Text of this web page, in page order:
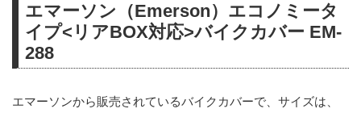
エマーソン（Emerson）エコノミータ
イプ<リアBOX対応>バイクカバー EM-
288
エマーソンから販売されているバイクカバーで、サイズは、